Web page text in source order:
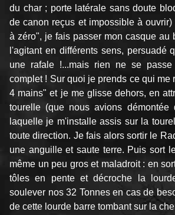
du char ; porte latérale sans doute
de canon reçus et impossible à
à zéro", je fais passer mon casque au
l'agitant en différents sens, persuadé
une rafale !...mais rien ne se
complet ! Sur quoi je prends ce qui me
4 mains" et je me glisse dehors, en
tourelle (que nous avions démontée
laquelle je m'installe assis sur la
toute direction. Je fais alors sortir le
une anguille et saute terre. Puis sort
même un peu gros et maladroit : en
tôles en pente et décroche la
soulever nos 32 Tonnes en cas de
de cette lourde barre tombant sur la